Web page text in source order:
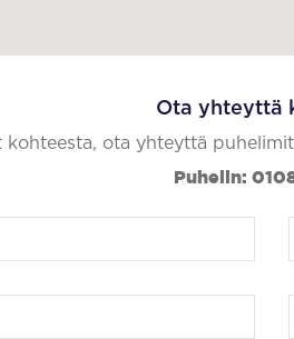
Ota yhteyttä
kohteesta, ota yhteyttä
Puhelin: